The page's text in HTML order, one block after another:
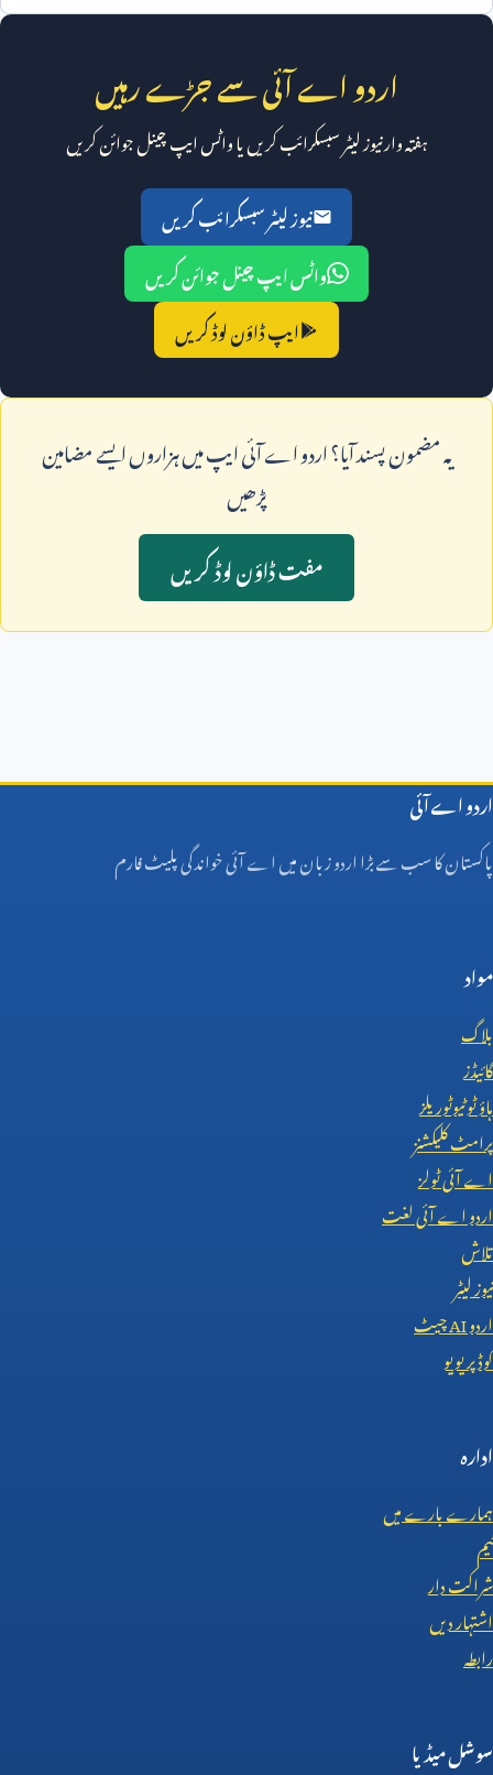
اردو اے آئی سے جڑے رہیں
ہفتہ وار نیوز لیٹر سبسکرائب کریں یا واٹس ایپ چینل جوائن کریں
نیوز لیٹر سبسکرائب کریں
واٹس ایپ چینل جوائن کریں
ایپ ڈاؤن لوڈ کریں
يہ مضمون پسند آيا؟ اردو اے آئی ايپ ميں ہزاروں ايسے مضامين
پڑھيں
مفت ڈاؤن لوڈ کريں
اردو اے آئی
پاکستان کا سب سے بڑا اردو زبان میں اے آئی خواندگی پلیٹ فارم
مواد
بلاگ
گائیڈز
ہاؤ ٹو ٹیوٹوریلز
پرامٹ کلیکشنز
اے آئی ٹولز
اردو اے آئی لغت
تلاش
نیوز لیٹر
اردوAIچیٹ
کوڈ پریویو
ادارہ
ہمارے بارے میں
ٹیم
شراکت دار
اشتہار دیں
رابطہ
سوشل میڈیا